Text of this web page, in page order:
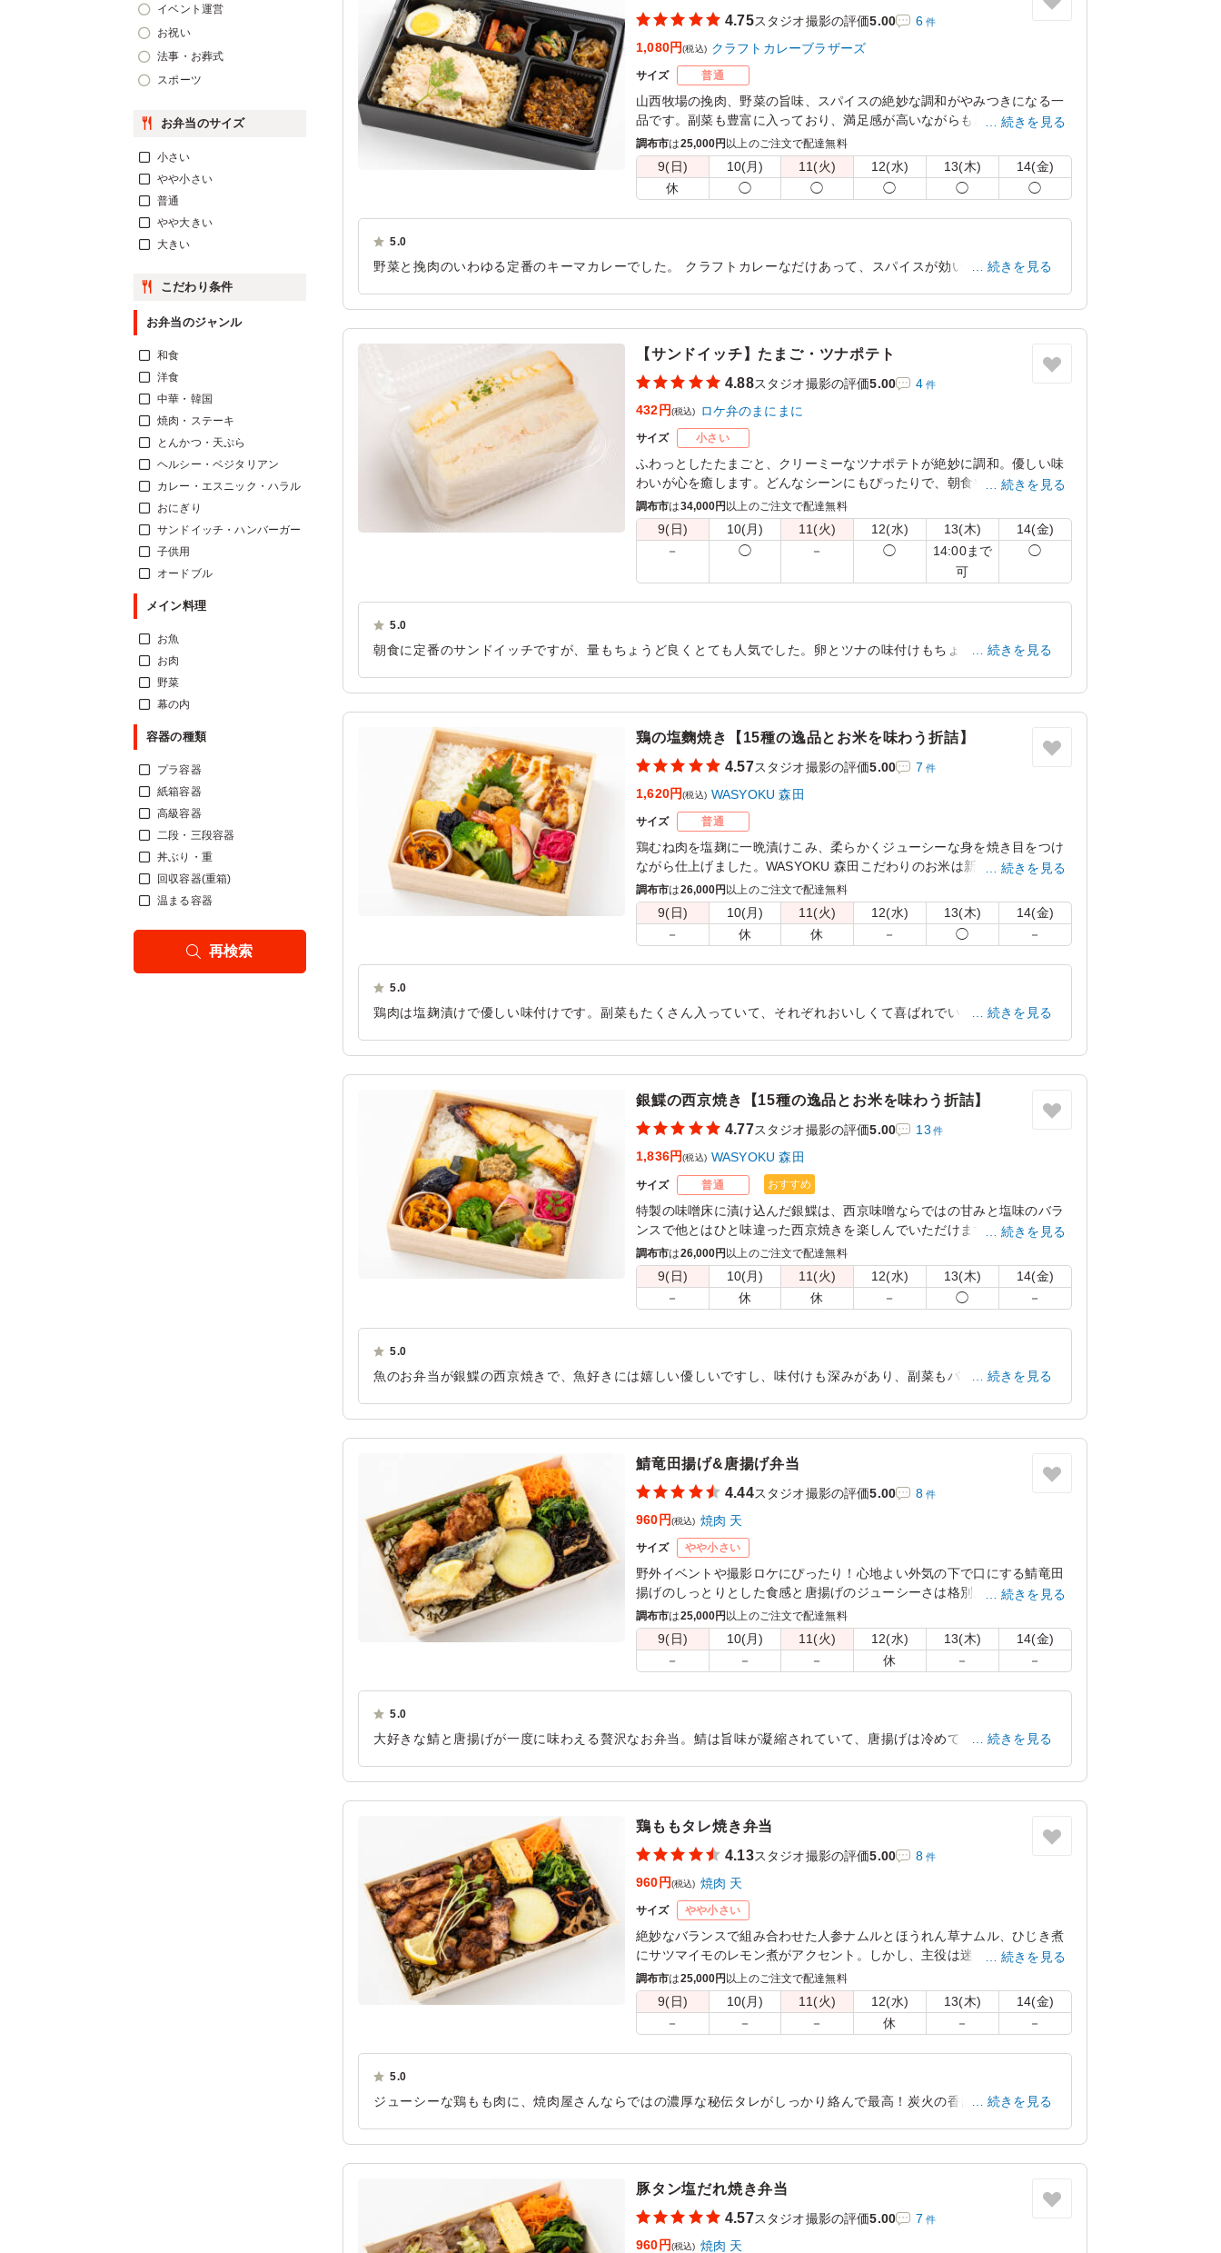
4.75スタジオ撮影の評価5.00 6 件
1,080円(税込) クラフトカレーブラザーズ
サイズ 普通
山西牧場の挽肉、野菜の旨味、スパイスの絶妙な調和がやみつきになる一
品です。副菜も豊富に入っており、満足感が高いながらもさらっとお召し
上がりいただける、クラフトカレーブラザーズでも人気の商品です。
※ご飯の種類を下記プルダウンよりお選びください。
※おしぼりが必要な場合は連絡事項にご記入ください。
続きを見る
調布市は25,000円 以上のご注文で配達無料
9(日) 10(月) 11(火) 12(水) 13(木) 14(金)
休 ◯ ◯ ◯ ◯ ◯
5.0
野菜と挽肉のいわゆる定番のキーマカレーでした。 クラフトカレーなだけあって、スパイスが効いていてさっぱ
続きを見る
【サンドイッチ】たまご・ツナポテト
4.88スタジオ撮影の評価5.00 4 件
432円(税込) ロケ弁のまにまに
サイズ 小さい
ふわっとしたたまごと、クリーミーなツナポテトが絶妙に調和。優しい味
わいが心を癒します。どんなシーンにもぴったりで、朝食や軽食に最適な
一品です。彩り豊かな具材が目を引き、食べる楽しさを引き立てます。
※サンドイッチはラップに包んでお届けします。
続きを見る
調布市は34,000円 以上のご注文で配達無料
9(日) 10(月) 11(火) 12(水) 13(木) 14(金)
－ ◯ － ◯
14:00まで
可
◯
5.0
朝食に定番のサンドイッチですが、量もちょうど良くとても人気でした。卵とツナの味付けもちょうど良くてとて
続きを見る
鶏の塩麴焼き【15種の逸品とお米を味わう折詰】
4.57スタジオ撮影の評価5.00 7 件
1,620円(税込) WASYOKU 森田
サイズ 普通
鶏むね肉を塩麹に一晩漬けこみ、柔らかくジューシーな身を焼き目をつけ
ながら仕上げました。WASYOKU 森田こだわりのお米は新潟県糸魚川産の
コシヒカリ。召し上がっていただくと、みずみずしさとお米の甘さに驚い
ていただけると思います。15種の繊細で華やかな副菜と共にお楽しみくだ
さい。会議などに最適です。
続きを見る
調布市は26,000円 以上のご注文で配達無料
9(日) 10(月) 11(火) 12(水) 13(木) 14(金)
－ 休 休 － ◯ －
5.0
鶏肉は塩麹漬けで優しい味付けです。副菜もたくさん入っていて、それぞれおいしくて喜ばれでいました。ごはん
続きを見る
銀鰈の西京焼き【15種の逸品とお米を味わう折詰】
4.77スタジオ撮影の評価5.00 13 件
1,836円(税込) WASYOKU 森田
サイズ 普通 おすすめ
特製の味噌床に漬け込んだ銀鰈は、⻄京味噌ならではの⽢みと塩味のバラ
ンスで他とはひと味違った⻄京焼きを楽しんでいただけます。WASYOKU
森田でも一番人気のメインです。お米は新潟県糸魚川産のコシヒカリ。口
の中に入れるとジューシーさとお米の甘みが広がります。お米の美味しさ
を味わっていただけるお米です。15種の店主の腕が光る繊細で豊かな味わ
いの副菜と共にお召し上がりください。会議やおもてなしにおすすめで
す。
続きを見る
調布市は26,000円 以上のご注文で配達無料
9(日) 10(月) 11(火) 12(水) 13(木) 14(金)
－ 休 休 － ◯ －
5.0
魚のお弁当が銀鰈の西京焼きで、魚好きには嬉しい優しいですし、味付けも深みがあり、副菜もバランスよく入っ
続きを見る
鯖竜田揚げ&唐揚げ弁当
4.44スタジオ撮影の評価5.00 8 件
960円(税込) 焼肉 天
サイズ やや小さい
野外イベントや撮影ロケにぴったり！心地よい外気の下で口にする鯖竜田
揚げのしっとりとした食感と唐揚げのジューシーさは格別。アスパラの塩
焼きと共に味わう、素朴な味付けが癒しを与えてくれます。さらに彩り豊
かなひじき煮や人参ナムルがお口の中で広がり、満足感を一層引き立てま
す。
続きを見る
調布市は25,000円 以上のご注文で配達無料
9(日) 10(月) 11(火) 12(水) 13(木) 14(金)
－ － － 休 － －
5.0
大好きな鯖と唐揚げが一度に味わえる贅沢なお弁当。鯖は旨味が凝縮されていて、唐揚げは冷めてもジューシーさ
続きを見る
鶏ももタレ焼き弁当
4.13スタジオ撮影の評価5.00 8 件
960円(税込) 焼肉 天
サイズ やや小さい
絶妙なバランスで組み合わせた人参ナムルとほうれん草ナムル、ひじき煮
にサツマイモのレモン煮がアクセント。しかし、主役は迷うことなく鶏も
ものタレ焼き。ジューシーな鶏ももに絡む甘辛のタレが、まさに絶品。ロ
ケやイベントなど軽めのシーンにちょうど良い一品。
続きを見る
調布市は25,000円 以上のご注文で配達無料
9(日) 10(月) 11(火) 12(水) 13(木) 14(金)
－ － － 休 － －
5.0
ジューシーな鶏もも肉に、焼肉屋さんならではの濃厚な秘伝タレがしっかり絡んで最高！炭火の香ばしさも感じら
続きを見る
豚タン塩だれ焼き弁当
4.57スタジオ撮影の評価5.00 7 件
960円(税込) 焼肉 天
イベント運営
お祝い
法事・お葬式
スポーツ
お弁当のサイズ
小さい
やや小さい
普通
やや大きい
大きい
こだわり条件
お弁当のジャンル
和食
洋食
中華・韓国
焼肉・ステーキ
とんかつ・天ぷら
ヘルシー・ベジタリアン
カレー・エスニック・ハラル
おにぎり
サンドイッチ・ハンバーガー
子供用
オードブル
メイン料理
お魚
お肉
野菜
幕の内
容器の種類
プラ容器
紙箱容器
高級容器
二段・三段容器
丼ぶり・重
回収容器(重箱)
温まる容器
再検索